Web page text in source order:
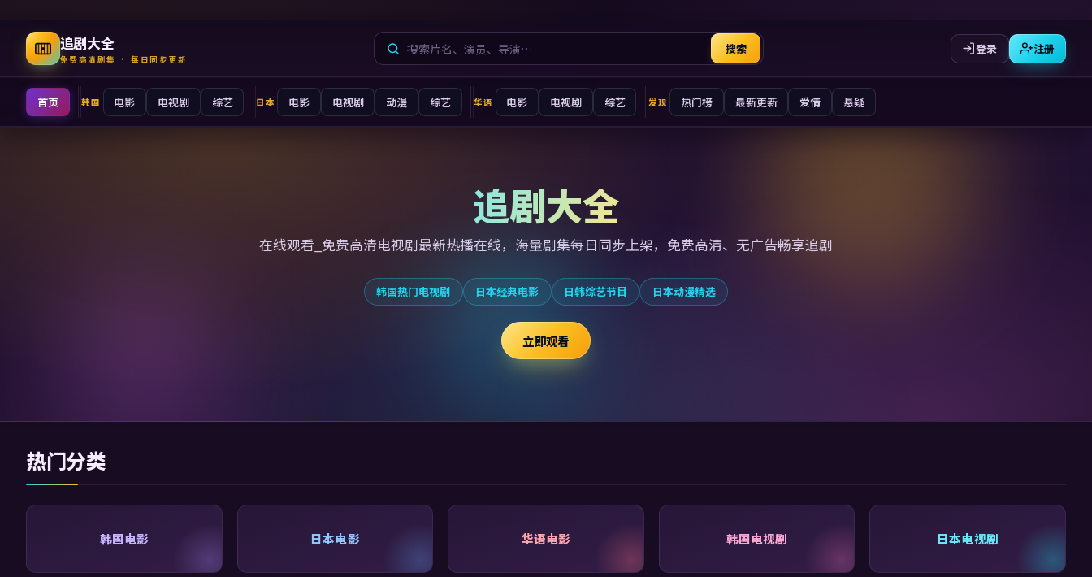
追剧大全
免费高清剧集 · 每日同步更新
搜索 登录 注册
首页 韩国 电影 电视剧 综艺 日本 电影 电视剧 动漫 综艺 华语 电影 电视剧 综艺 发现 热门榜 最新更新 爱情 悬疑
追剧大全
在线观看_免费高清电视剧最新热播在线，海量剧集每日同步上架，免费高清、无广告畅享追剧
韩国热门电视剧 日本经典电影 日韩综艺节目 日本动漫精选
立即观看
热门分类
韩国电影 日本电影 华语电影 韩国电视剧 日本电视剧